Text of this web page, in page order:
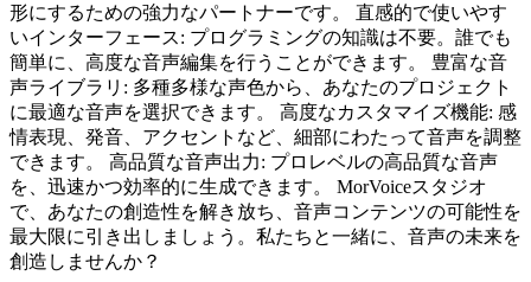
形にするための強力なパートナーです。 直感的で使いやす
いインターフェース: プログラミングの知識は不要。誰でも
簡単に、高度な音声編集を行うことができます。 豊富な音
声ライブラリ: 多種多様な声色から、あなたのプロジェクト
に最適な音声を選択できます。 高度なカスタマイズ機能: 感
情表現、発音、アクセントなど、細部にわたって音声を調整
できます。 高品質な音声出力: プロレベルの高品質な音声
を、迅速かつ効率的に生成できます。 MorVoiceスタジオ
で、あなたの創造性を解き放ち、音声コンテンツの可能性を
最大限に引き出しましょう。私たちと一緒に、音声の未来を
創造しませんか？